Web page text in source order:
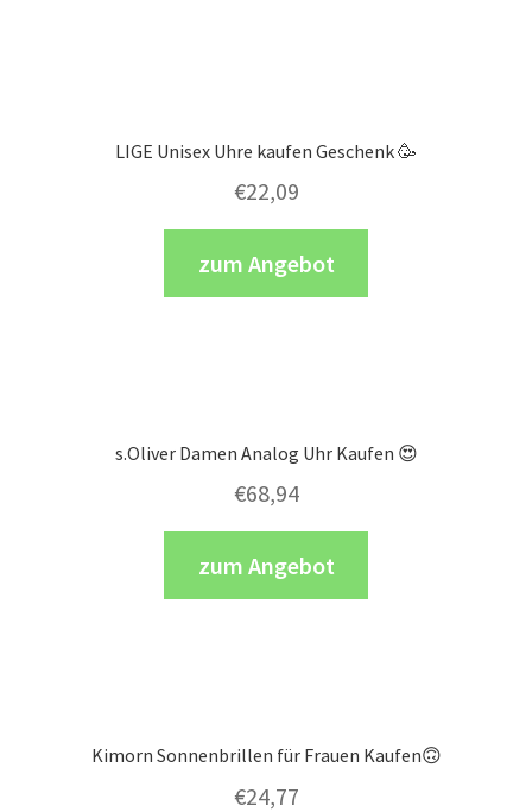
LIGE Unisex Uhre kaufen Geschenk 🥳
€22,09
zum Angebot
s.Oliver Damen Analog Uhr Kaufen 😍
€68,94
zum Angebot
Kimorn Sonnenbrillen für Frauen Kaufen🙃
€24,77